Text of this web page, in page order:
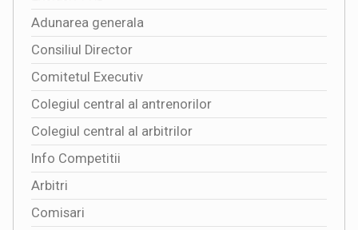
Adunarea generala
Consiliul Director
Comitetul Executiv
Colegiul central al antrenorilor
Colegiul central al arbitrilor
Info Competitii
Arbitri
Comisari